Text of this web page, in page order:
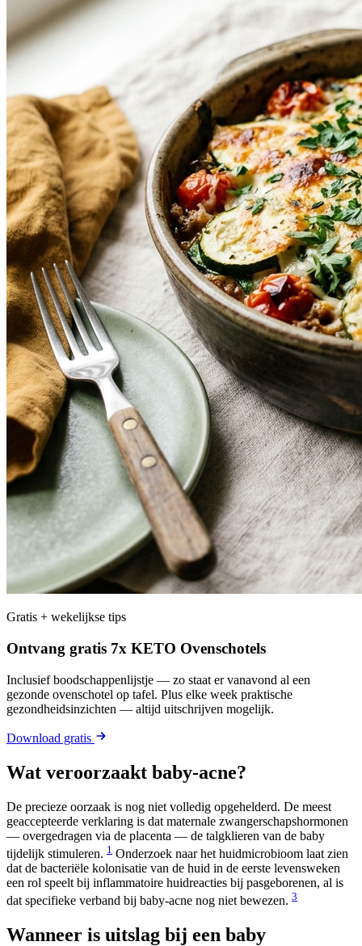
Gratis + wekelijkse tips
Ontvang gratis 7x KETO Ovenschotels
Inclusief boodschappenlijstje — zo staat er vanavond al een
gezonde ovenschotel op tafel. Plus elke week praktische
gezondheidsinzichten — altijd uitschrijven mogelijk.
Download gratis
Wat veroorzaakt baby-acne?
De precieze oorzaak is nog niet volledig opgehelderd. De meest
geaccepteerde verklaring is dat maternale zwangerschapshormonen
— overgedragen via de placenta — de talgklieren van de baby
tijdelijk stimuleren. 1 Onderzoek naar het huidmicrobioom laat zien
dat de bacteriële kolonisatie van de huid in de eerste levensweken
een rol speelt bij inflammatoire huidreacties bij pasgeborenen, al is
dat specifieke verband bij baby-acne nog niet bewezen. 3
Wanneer is uitslag bij een baby